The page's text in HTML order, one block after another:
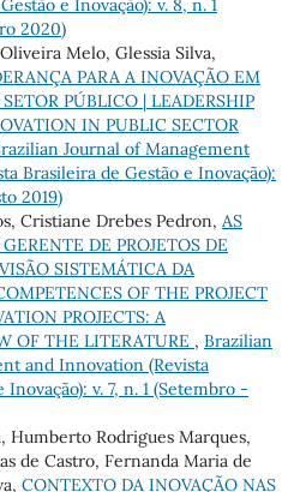
e Inovação): v. 8, n. 1
2020)
Melo, Glessia Silva,
PARA A INOVAÇÃO EM
PÚBLICO | LEADERSHIP
IN PUBLIC SECTOR
Journal of Management
Brasileira de Gestão e Inovação):
2019)
Cristiane Drebes Pedron, AS
DE PROJETOS DE
SISTEMÁTICA DA
OF THE PROJECT
PROJECTS: A
OF THE LITERATURE , Brazilian
and Innovation (Revista
v. 7, n. 1 (Setembro -
Humberto Rodrigues Marques,
de Castro, Fernanda Maria de
CONTEXTO DA INOVAÇÃO NAS